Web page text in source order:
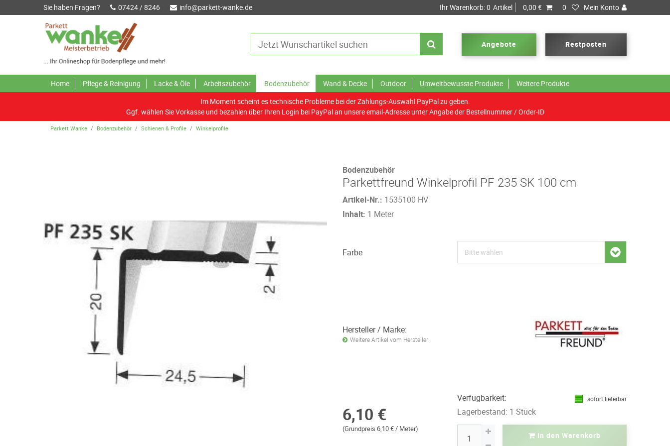
Sie haben Fragen? 07424 / 8246 info@parkett-wanke.de Mein Konto
0
Ihr Warenkorb:0 Artikel 0,00 €
Angebote Restposten
Home Pflege & Reinigung Lacke & Öle Arbeitszubehör Bodenzubehör Wand & Decke Outdoor Umweltbewusste Produkte
Weitere Produkte
Im Moment scheint es technische Probleme bei der Zahlungs-Auswahl PayPal zu geben.
Ggf. wählen Sie Vorkasse und bezahlen über Ihren Login bei PayPal an unsere email-Adresse unter Angabe der Bestellnummer / Order-ID
Parkett Wanke Bodenzubehör Schienen & Profile Winkelprofile
Bodenzubehör
Parkettfreund Winkelprofil PF 235 SK 100 cm
Artikel-Nr.: 1535100 HV
Inhalt: 1 Meter
Farbe
Hersteller / Marke:
Weitere Artikel vom Hersteller
6,10 €
(Grundpreis 6,10 € / Meter)
Verfügbarkeit: sofort lieferbar
Lagerbestand: 1 Stück
In den Warenkorb